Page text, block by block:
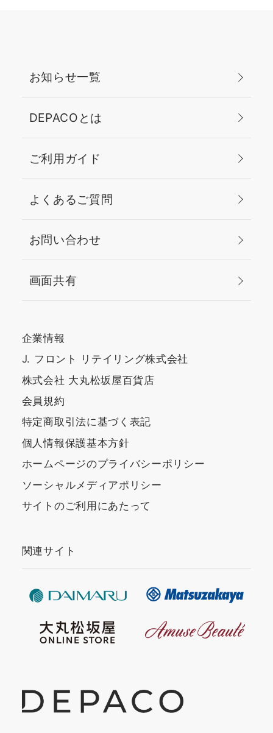
お知らせ一覧
DEPACOとは
ご利用ガイド
よくあるご質問
お問い合わせ
画面共有
企業情報
J. フロント リテイリング株式会社
株式会社 大丸松坂屋百貨店
会員規約
特定商取引法に基づく表記
個人情報保護基本方針
ホームページのプライバシーポリシー
ソーシャルメディアポリシー
サイトのご利用にあたって
関連サイト